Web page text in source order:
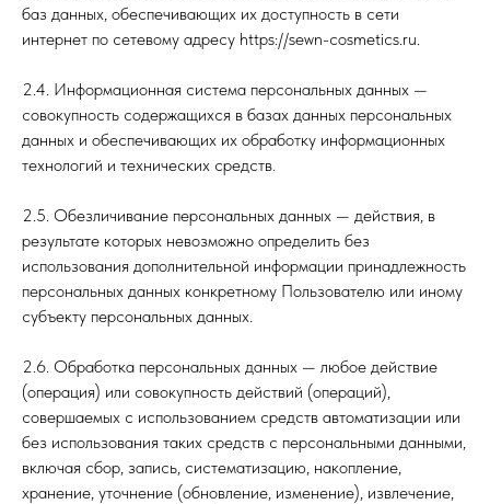
баз данных, обеспечивающих их доступность в сети
интернет по сетевому адресу https://sewn-cosmetics.ru.
2.4. Информационная система персональных данных —
совокупность содержащихся в базах данных персональных
данных и обеспечивающих их обработку информационных
технологий и технических средств.
2.5. Обезличивание персональных данных — действия, в
результате которых невозможно определить без
использования дополнительной информации принадлежность
персональных данных конкретному Пользователю или иному
субъекту персональных данных.
2.6. Обработка персональных данных — любое действие
(операция) или совокупность действий (операций),
совершаемых с использованием средств автоматизации или
без использования таких средств с персональными данными,
включая сбор, запись, систематизацию, накопление,
хранение, уточнение (обновление, изменение), извлечение,